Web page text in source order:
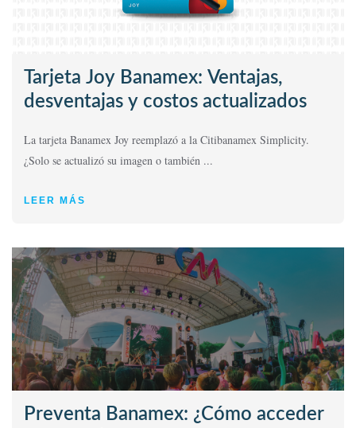
Tarjeta Joy Banamex: Ventajas,
desventajas y costos actualizados
La tarjeta Banamex Joy reemplazó a la Citibanamex Simplicity.
¿Solo se actualizó su imagen o también ...
LEER MÁS
Preventa Banamex: ¿Cómo acceder